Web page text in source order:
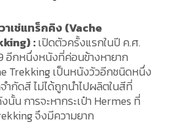
าเช่แทร็กคิง (Vache
:เปิดตัวครั้งแรกในปี ค.ศ.
อีกหนึ่งหนังที่ค่อนข้างหายาก
Trekking เป็นหนังวัวอีกชนิดหนึ่ง
ำกัดสี ไม่ได้ถูกนำไปผลิตในสีที่
น การจะหากระเป๋า Hermes ที่
จึงมีความยาก